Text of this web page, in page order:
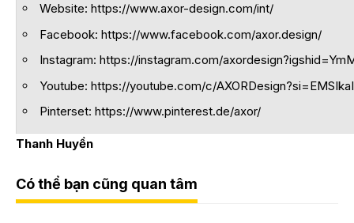
Website: https://www.axor-design.com/int/
Facebook: https://www.facebook.com/axor.design/
Instagram: https://instagram.com/
Youtube: https://youtube.com/c/
Pinterset: https://www.pinterest.de/axor/
Thanh Huyền
Có thể bạn cũng quan tâm